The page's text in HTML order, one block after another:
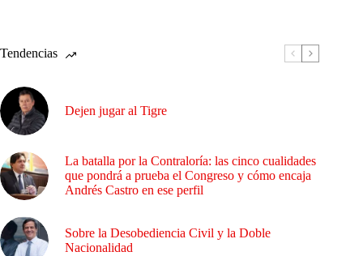
Tendencias
Dejen jugar al Tigre
La batalla por la Contraloría: las cinco cualidades
que pondrá a prueba el Congreso y cómo encaja
Andrés Castro en ese perfil
Sobre la Desobediencia Civil y la Doble
Nacionalidad